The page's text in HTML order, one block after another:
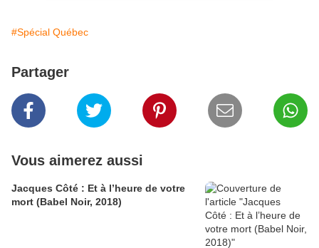
#Spécial Québec
Partager
Vous aimerez aussi
Jacques Côté : Et à l’heure de votre
mort (Babel Noir, 2018)